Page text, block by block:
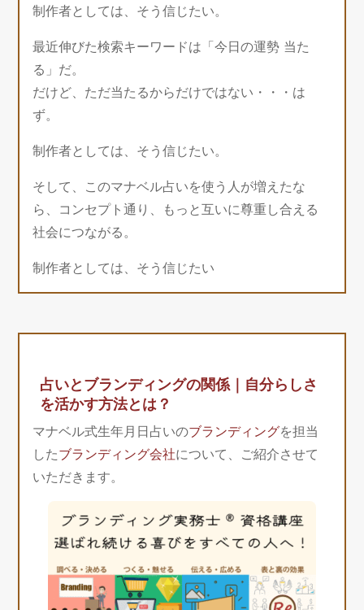
制作者としては、そう信じたい。
最近伸びた検索キーワードは「今日の運勢 当た
る」だ。
だけど、ただ当たるからだけではない・・・は
ず。
制作者としては、そう信じたい。
そして、このマナベル占いを使う人が増えたな
ら、コンセプト通り、もっと互いに尊重し合える
社会につながる。
制作者としては、そう信じたい
占いとブランディングの関係｜自分らしさ
を活かす方法とは？
マナベル式生年月日占いのブランディングを担当
したブランディング会社について、ご紹介させて
いただきます。